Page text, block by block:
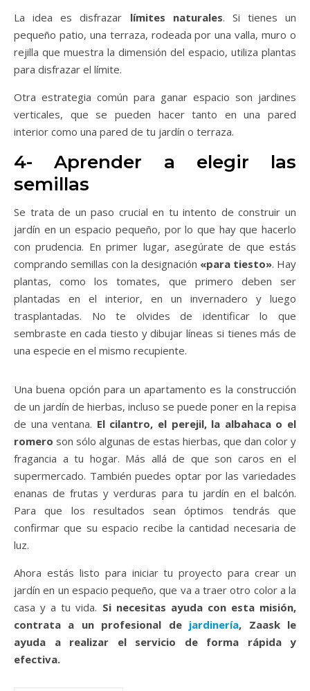
La idea es disfrazar límites naturales. Si tienes un
pequeño patio, una terraza, rodeada por una valla, muro o
rejilla que muestra la dimensión del espacio, utiliza plantas
para disfrazar el límite.
Otra estrategia común para ganar espacio son jardines
verticales, que se pueden hacer tanto en una pared
interior como una pared de tu jardín o terraza.
4- Aprender a elegir las
semillas
Se trata de un paso crucial en tu intento de construir un
jardín en un espacio pequeño, por lo que hay que hacerlo
con prudencia. En primer lugar, asegúrate de que estás
comprando semillas con la designación «para tiesto». Hay
plantas, como los tomates, que primero deben ser
plantadas en el interior, en un invernadero y luego
trasplantadas. No te olvides de identificar lo que
sembraste en cada tiesto y dibujar líneas si tienes más de
una especie en el mismo recupiente.
Una buena opción para un apartamento es la construcción
de un jardín de hierbas, incluso se puede poner en la repisa
de una ventana. El cilantro, el perejil, la albahaca o el
romero son sólo algunas de estas hierbas, que dan color y
fragancia a tu hogar. Más allá de que son caros en el
supermercado. También puedes optar por las variedades
enanas de frutas y verduras para tu jardín en el balcón.
Para que los resultados sean óptimos tendrás que
confirmar que su espacio recibe la cantidad necesaria de
luz.
Ahora estás listo para iniciar tu proyecto para crear un
jardín en un espacio pequeño, que va a traer otro color a la
casa y a tu vida. Si necesitas ayuda con esta misión,
contrata a un profesional de jardinería, Zaask le
ayuda a realizar el servicio de forma rápida y
efectiva.